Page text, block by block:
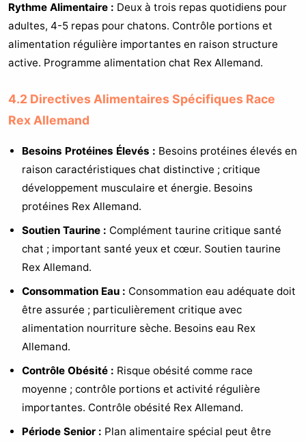
Rythme Alimentaire : Deux à trois repas quotidiens pour
adultes, 4-5 repas pour chatons. Contrôle portions et
alimentation régulière importantes en raison structure
active. Programme alimentation chat Rex Allemand.
4.2 Directives Alimentaires Spécifiques Race
Rex Allemand
Besoins Protéines Élevés : Besoins protéines élevés en
raison caractéristiques chat distinctive ; critique
développement musculaire et énergie. Besoins
protéines Rex Allemand.
Soutien Taurine : Complément taurine critique santé
chat ; important santé yeux et cœur. Soutien taurine
Rex Allemand.
Consommation Eau : Consommation eau adéquate doit
être assurée ; particulièrement critique avec
alimentation nourriture sèche. Besoins eau Rex
Allemand.
Contrôle Obésité : Risque obésité comme race
moyenne ; contrôle portions et activité régulière
importantes. Contrôle obésité Rex Allemand.
Période Senior : Plan alimentaire spécial peut être